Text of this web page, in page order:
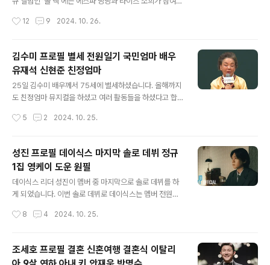
캐릭터로 등장했습니다. 그는 훨신 더 파격적인 춘향이를
민호 프로필샤이니 프로필샤이니 대표곡닝닝 프로필소희
널 등에 새 앨범 스포일러를 담은 스니핏 공개를 시작했고
26일에 프로모션 웹사이트를 오픈해서 신곡들의 음원 일
부와 민호가 운전을 하는 영상이 어우러져 함께 드라이브
를 하며 음악을 듣는 듯한 감성적인 무드로 앨범을 미리 만
날 수 있어서 좋은 반응을 얻는 중이라고 합니다. 수록곡
곡으로 서정적인 기타와 만돌린 사이드에 808베이스를 더
12 9 2024. 10. 26.
김수미 프로필 별세 전원일기 국민엄마 배우
유재석 신현준 친정엄마
25일 김수미 배우께서 75세에 별세하셨습니다. 올해까지
도 친정엄마 뮤지컬을 하셨고 여러 활동들을 하셨다고 합
엄마 1. 김수미 별세25일 오전 연예계에 갑작스러운 비보
세의 나이로 별세하셨습니다. 김수미의 사인은 고혈당 쇼
크사로 이날 아침에 심정지가 발생해서 서초구 서울성모병
원으로 이송됐으나 안타깝게 눈을 감으셨습니다. 약 54년
간 연예계에 몸 담았던 만큼 많은 동료들이 빈소에 찾았습
니다. 빈소는 서울 성동구 한양대병원에 마련되었으며 상
습니다. 배우 신현준이 장례식장이 마련되자마자 먼저 달
5 2 2024. 10. 25.
성진 프로필 데이식스 마지막 솔로 데뷔 정규
1집 영케이 도운 원필
데이식스 리더 성진이 멤버 중 마지막으로 솔로 데뷔를 하
게 되었습니다. 이번 솔로 데뷔로 데이식스는 멤버 전원이
1월 5일 발매된다고 합니다. 성진 솔로 데뷔데이식스 솔로
이 솔로 가수로 데뷔합니다. 성진은 11월 5일 정규 1집 ‘3
8 4 2024. 10. 25.
조세호 프로필 결혼 신혼여행 결혼식 이탈리